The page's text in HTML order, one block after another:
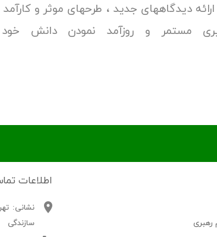
دیدگاههای جدید ، طرحهای موثر و
مستمر و روزآمد نمودن دانش
رهبری
اطلاعات
سازندگی